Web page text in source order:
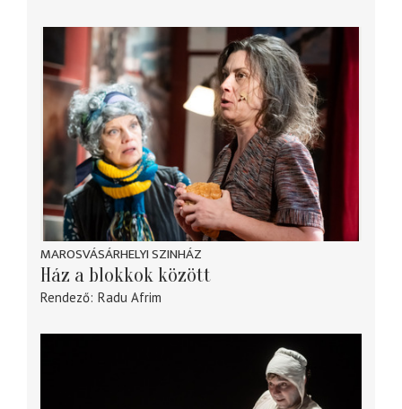
MAROSVÁSÁRHELYI SZINHÁZ
Ház a blokkok között
Rendező Radu Afrim